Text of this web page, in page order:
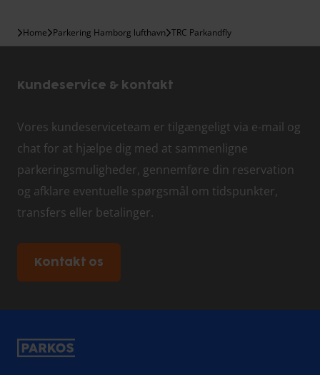
Home Parkering Hamborg lufthavn TRC Parkandfly
Kundeservice & kontakt
Vores kundeserviceteam er tilgængeligt via e-mail og
chat for at hjælpe dig med at sammenligne
parkeringsmuligheder, gennemføre din reservation
og afklare eventuelle spørgsmål om tidspunkter,
transfers eller betalinger.
Kontakt os